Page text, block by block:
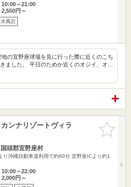
10:00～21:00
2,550円～
水風呂
の宜野座球場を見に行った際に近くのこち
ました。 平日のためか近くのオジイ、オ…
お気に入
りに追加
ンナリゾートヴィラ
頭郡宜野座村
り沖縄自動車道利用で約60分 宜野座ICより約1
10:00～22:00
2,000円～